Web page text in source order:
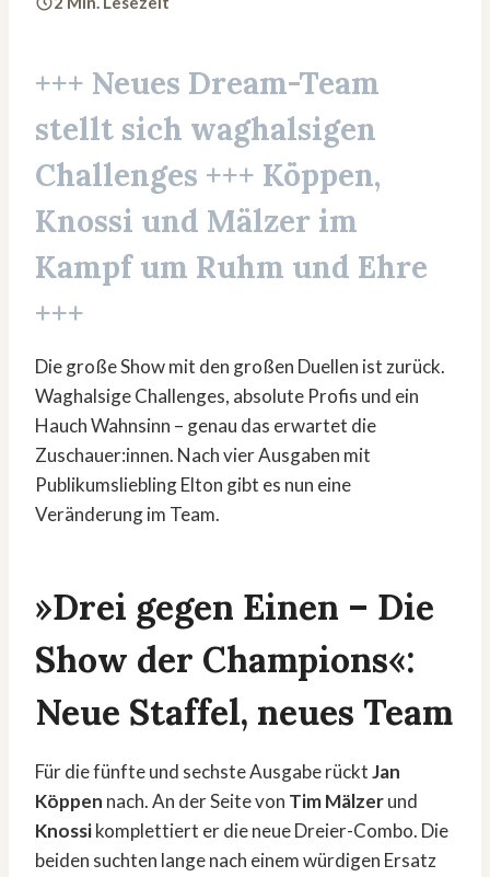
+++ Neues Dream-Team
stellt sich waghalsigen
Challenges +++ Köppen,
Knossi und Mälzer im
Kampf um Ruhm und Ehre
+++
Die große Show mit den großen Duellen ist zurück.
Waghalsige Challenges, absolute Profis und ein
Hauch Wahnsinn – genau das erwartet die
Zuschauer:innen. Nach vier Ausgaben mit
Publikumsliebling Elton gibt es nun eine
Veränderung im Team.
»Drei gegen Einen – Die
Show der Champions«:
Neue Staffel, neues Team
Für die fünfte und sechste Ausgabe rücktJan
Köppen nach. An der Seite von Tim Mälzerund
Knossikomplettiert er die neue Dreier-Combo. Die
beiden suchten lange nach einem würdigen Ersatz